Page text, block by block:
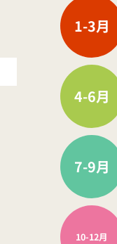
1-3月
4-6月
7-9月
10-12月